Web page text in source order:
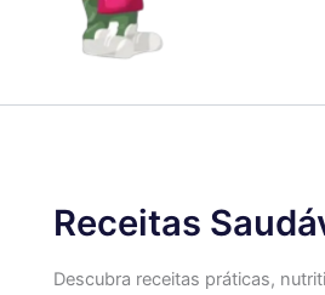
Receitas
Descubra receitas práticas,